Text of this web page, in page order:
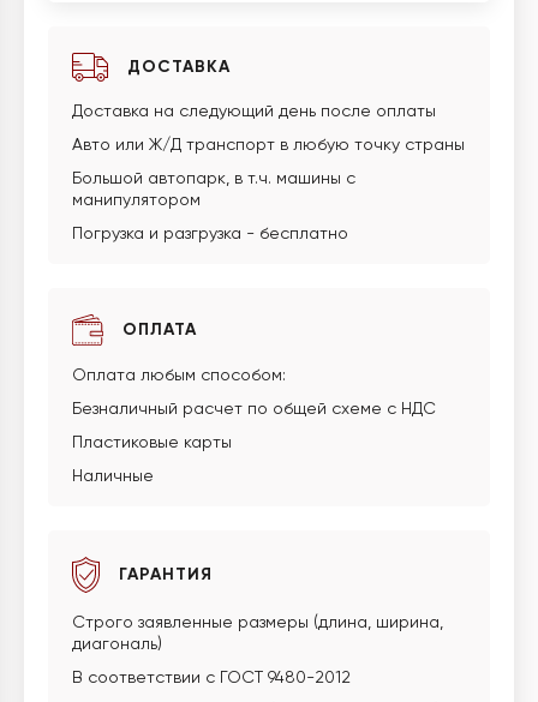
ДОСТАВКА
Доставка на следующий день после оплаты
Авто или Ж/Д транспорт в любую точку страны
Большой автопарк, в т.ч. машины с
манипулятором
Погрузка и разгрузка - бесплатно
ОПЛАТА
Оплата любым способом:
Безналичный расчет по общей схеме с НДС
Пластиковые карты
Наличные
ГАРАНТИЯ
Строго заявленные размеры (длина, ширина,
диагональ)
В соответствии с ГОСТ 9480-2012